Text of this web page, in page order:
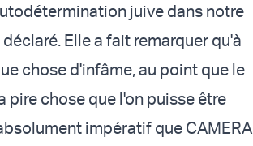
juive dans notre
Elle a fait remarquer qu'à
chose d'infâme, au point que le
pire chose que l'on puisse être
impératif que CAMERA